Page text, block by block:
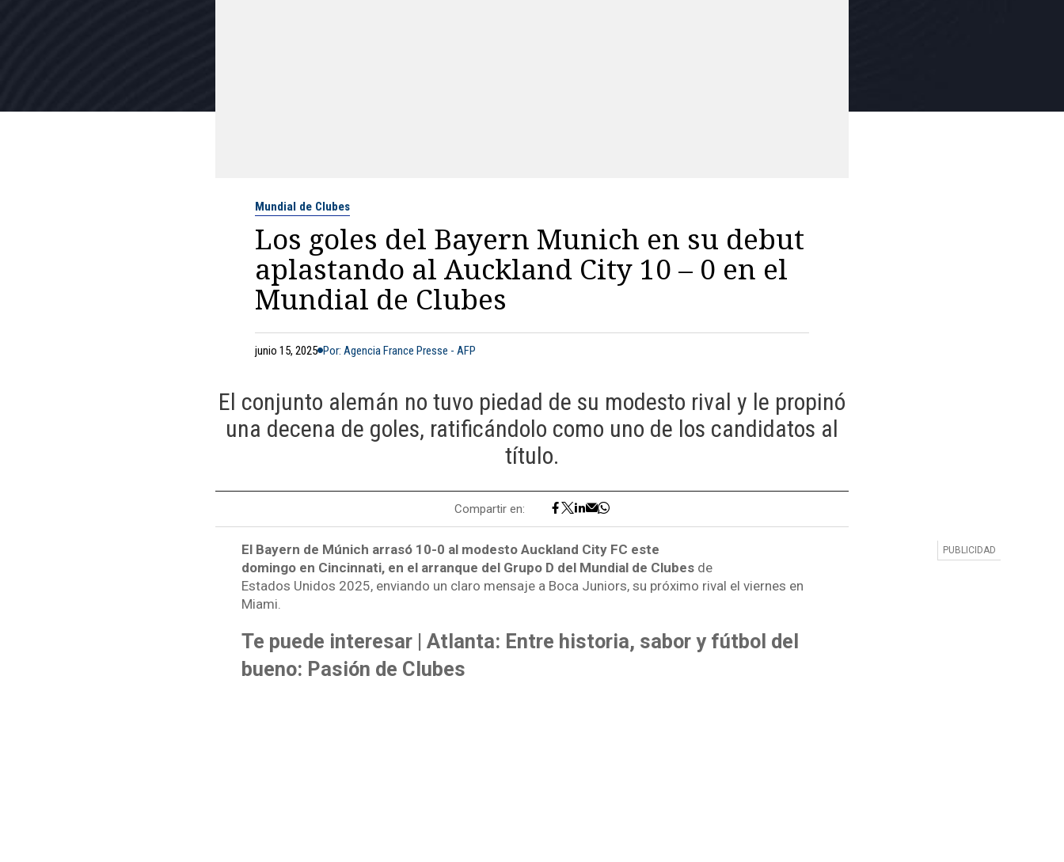
Mundial de Clubes
Los goles del Bayern Munich en su debut
aplastando al Auckland City 10 – 0 en el
Mundial de Clubes
junio 15, 2025 Por: Agencia France Presse - AFP
El conjunto alemán no tuvo piedad de su modesto rival y le propinó
una decena de goles, ratificándolo como uno de los candidatos al
título.
Compartir en:
El Bayern de Múnich arrasó 10-0 al modesto Auckland City FC este
domingo en Cincinnati, en el arranque del Grupo D del Mundial de Clubesde
Estados Unidos 2025, enviando un claro mensaje a Boca Juniors, su próximo rival el viernes en
Miami.
Te puede interesar | Atlanta: Entre historia, sabor y fútbol del
bueno: Pasión de Clubes